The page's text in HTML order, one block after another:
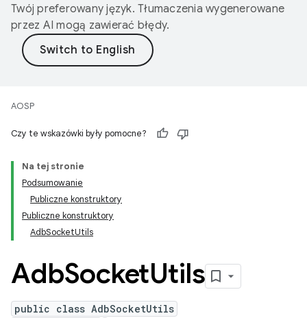
Twój preferowany język. Tłumaczenia wygenerowane
przez AI mogą zawierać błędy.
AOSP
Czy te wskazówki były pomocne?
Na tej stronie
Podsumowanie
Publiczne konstruktory
Publiczne konstruktory
AdbSocketUtils
AdbSocketUtils
public class AdbSocketUtils